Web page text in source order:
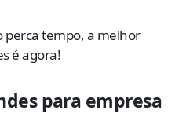
perca tempo, a melhor
é agora!
para empresa